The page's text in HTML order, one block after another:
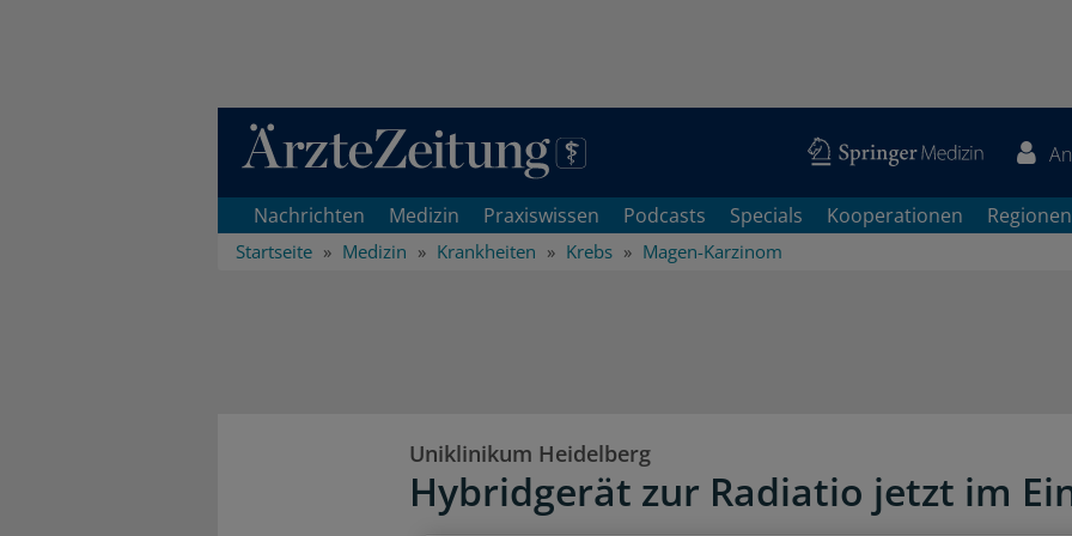
Direkt zum Inhaltsbereich
Nachrichten Medizin Praxiswissen Podcasts Specials Kooperationen Regionen
Startseite Medizin Krankheiten Krebs Magen-Karzinom
Uniklinikum Heidelberg
Hybridgerät zur Radiatio jetzt im